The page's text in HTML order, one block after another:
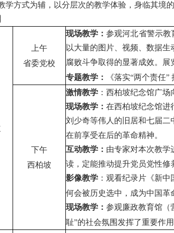
学方式为辅，以分层次的教学体验，身临其境
上午
省委党校
现场教学：参观河北省警示教
以大量的图片、视频、数据
腐败斗争取得的显著成效。展
专题教学：
《落实“两个责任”
下午
西柏坡
激情教学 ： 西柏坡纪念馆广场
现场教学： 在西柏坡纪念馆进
刘少奇等伟 人的旧 居和七届二
在前享受在后的革命精神。
互动教学： 由专家对本次教学
读，定能推动提升党员党性修
影像教学 ： 观看纪录片 《新
何会被历史选中，成为中国革
现场教学： 参观廉政教育馆（
耻”的社会氛围发挥了重要作用